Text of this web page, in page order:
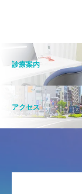
診療案内
アクセス